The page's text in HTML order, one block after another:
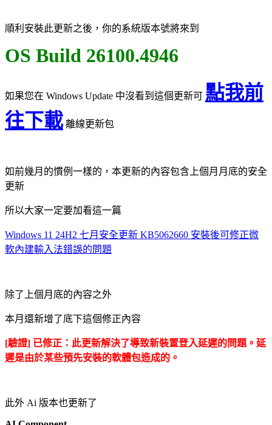
順利安裝此更新之後，你的系統版本號將來到
OS Build 26100.4946
如果您在 Windows Update 中沒看到這個更新可 點我前
往下載離線更新包
如前幾月的慣例一樣的，本更新的內容包含上個月月底的安全
更新
所以大家一定要加看這一篇
Windows 11 24H2 七月安全更新 KB5062660 安裝後可修正微
軟內建輸入法錯誤的問題
除了上個月底的內容之外
本月還新增了底下這個修正內容
[驗證] 已修正：此更新解決了導致新裝置登入延遲的問題。延
遲是由於某些預先安裝的軟體包造成的。
此外 Ai 版本也更新了